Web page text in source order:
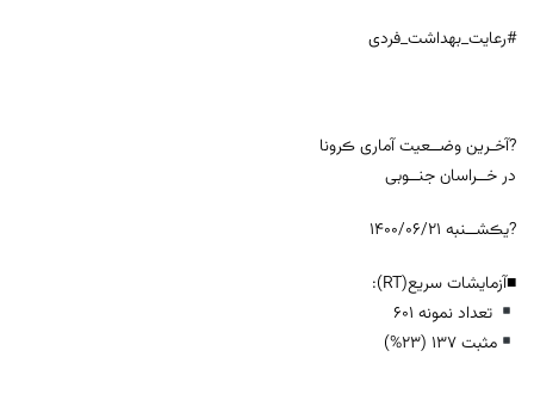
#رعایت_بهداشت_فردی
?آخـرین وضــعیت آماری ڪرونا
در خــراسان جنــوبی
?یڪشــنبه ۱۴۰۰/۰۶/۲۱
■آزمایشات سریع(RT):
تعداد نمونه 601
مثبت 137 (23%)